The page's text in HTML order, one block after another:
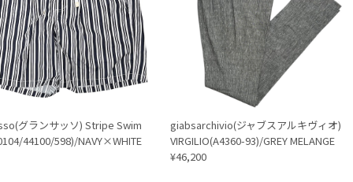
グランサッソ) Stripe Swim
44100/598)/NAVY×WHITE
giabsarchivio(ジャブスアルキヴィオ)
VIRGILIO(A4360-93)/GREY MELANGE
¥46,200